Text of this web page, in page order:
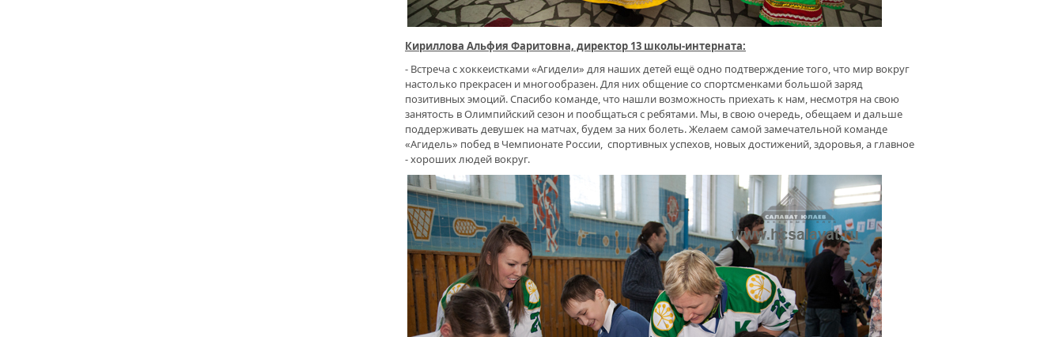
Кириллова Альфия Фаритовна, директор 13 школы-интерната:
- Встреча с хоккеистками «Агидели» для наших детей ещё одно подтверждение того, что мир вокруг
настолько прекрасен и многообразен. Для них общение со спортсменками большой заряд
позитивных эмоций. Спасибо команде, что нашли возможность приехать к нам, несмотря на свою
занятость в Олимпийский сезон и пообщаться с ребятами. Мы, в свою очередь, обещаем и дальше
поддерживать девушек на матчах, будем за них болеть. Желаем самой замечательной команде
«Агидель» побед в Чемпионате России, спортивных успехов, новых достижений, здоровья, а главное
- хороших людей вокруг.